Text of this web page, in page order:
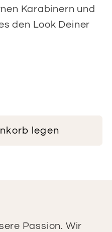
Karabinern und
den Look Deiner
legen
Passion. Wir